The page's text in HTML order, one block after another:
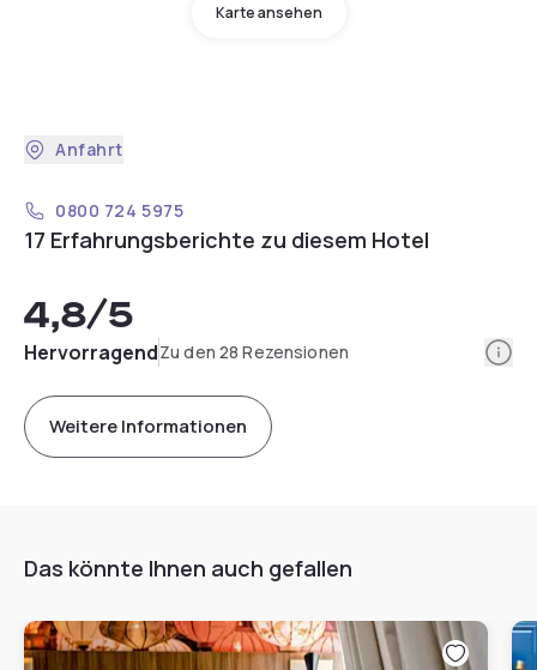
Karte ansehen
Anfahrt
0800 724 5975
17 Erfahrungsberichte zu diesem Hotel
4,8/5
HervorragendZu den 28 Rezensionen
Weitere Informationen
Das könnte Ihnen auch gefallen